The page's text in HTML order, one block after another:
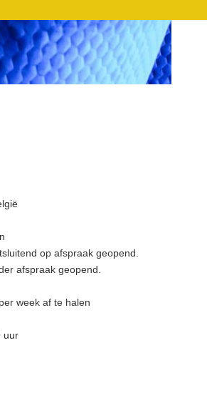
op afspraak geopend.
afspraak geopend.
week af te halen
uur